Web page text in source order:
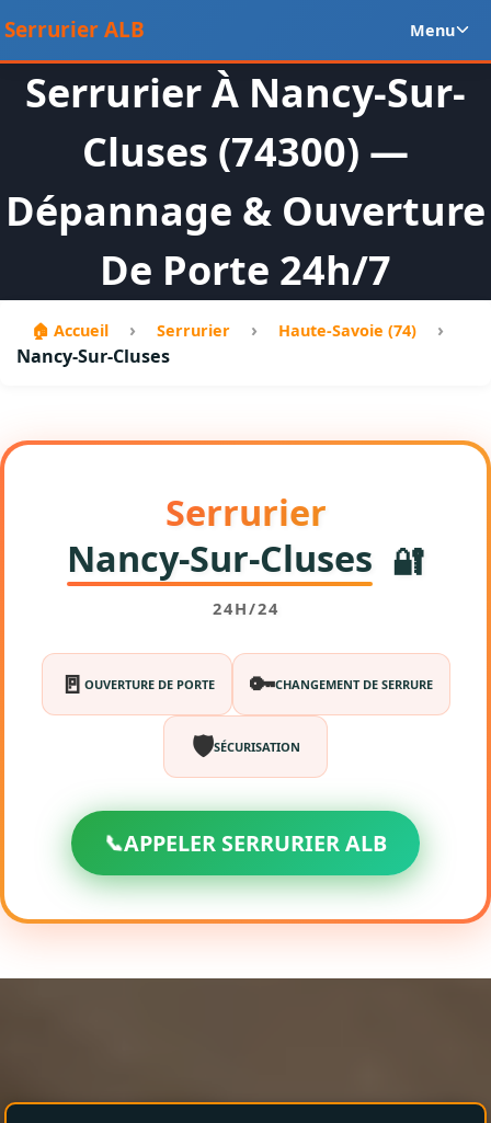
au
contenu
Serrurier ALB Menu
Serrurier À Nancy-Sur-
Cluses (74300) —
Dépannage & Ouverture
De Porte 24h/7
🏠 Accueil › Serrurier › Haute-Savoie (74)
›
Nancy-Sur-Cluses
Serrurier
Nancy-Sur-Cluses 🔐
24H/24
🚪 OUVERTURE DE PORTE 🔑CHANGEMENT DE SERRURE
🛡️SÉCURISATION
📞APPELER SERRURIER ALB